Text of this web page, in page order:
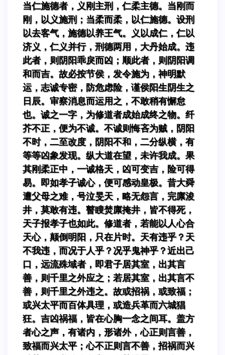
当仁施德者，义刚主刑，仁柔主德。当刚而
刚，以义施刑；当柔而柔，以仁施德。设刑
以去客气，施德以养王气。义以成仁，仁以
济义，仁义并行，刑德两用，大丹始成。违
此者，则阴阳乖戾而凶；顺此者，则阴阳调
和而吉。故必按节侯，发令施为，神明默
运，志诚专密，防危虑险，谨侯阳生阴生之
日辰。审察消息而运用之，不敢稍有懈怠
也。诚之一字，为修道者成始成终之物。纤
芥不正，便为不诚。不诚则悔吝为贼，阴阳
不时，二至改度，阴阳不和，二分纵横，有
等等凶象发现。纵大道在望，未许我成。果
其刚柔正中，一诚格天，凶可变吉，险可得
易。即如孝子诚心，便可感动皇极。昔大舜
遭父母之难，号泣旻天，略无怨言，完廪浚
井，莫敢有违。瞽瞍焚廪掩井，皆不得死，
天子报孝子也如此。修道者，若能以人心合
天心，颠倒明阳，只在片时。天有违乎？天
不我违，而况于人乎？况乎鬼神乎？近出己
口，远流殊域者，即君子居其室，出其言
善，则千里之外应之；若居其室，出其言不
善，则千里之外违之。故或招祸，或致福；
或兴太平而百体具理，或造兵革而六城猖
狂。吉凶祸福，皆在心胸一念之间耳。盖方
者心之声，有诸内，形诸外，心正则言善，
致福而兴太平；心不正则言不善，招祸而兴